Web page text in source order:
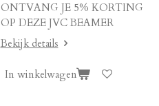
ONTVANG JE 5% KORTING
OP DEZE JVC BEAMER
Bekijk details
In winkelwagen